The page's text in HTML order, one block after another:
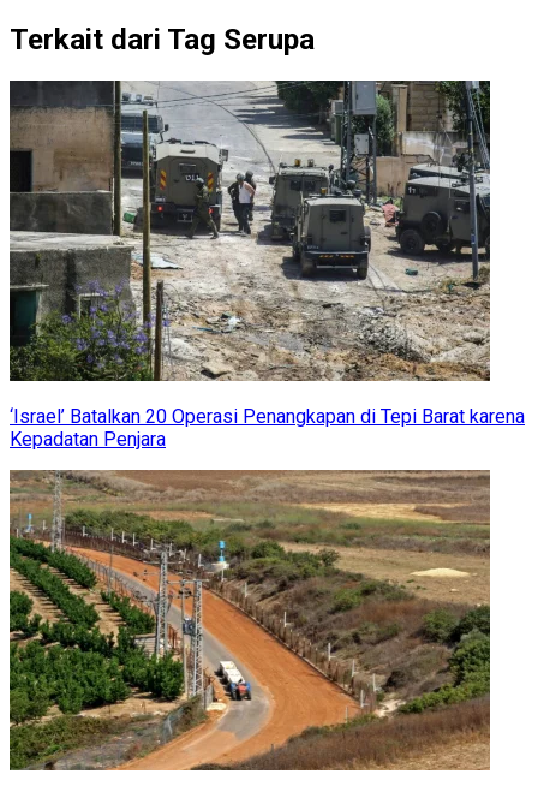
Terkait dari Tag Serupa
‘Israel’ Batalkan 20 Operasi Penangkapan di Tepi Barat karena
Kepadatan Penjara